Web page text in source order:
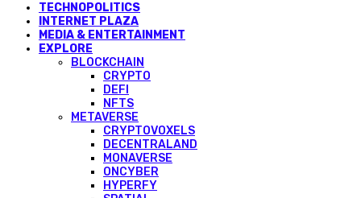
TECHNOPOLITICS
INTERNET PLAZA
MEDIA & ENTERTAINMENT
EXPLORE
BLOCKCHAIN
CRYPTO
DEFI
NFTS
METAVERSE
CRYPTOVOXELS
DECENTRALAND
MONAVERSE
ONCYBER
HYPERFY